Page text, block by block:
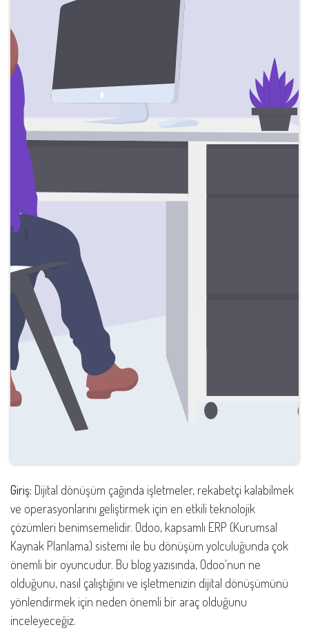
Giriş: Dijital dönüşüm çağında işletmeler, rekabetçi kalabilmek
ve operasyonlarını geliştirmek için en etkili teknolojik
çözümleri benimsemelidir. Odoo, kapsamlı ERP (Kurumsal
Kaynak Planlama) sistemi ile bu dönüşüm yolculuğunda çok
önemli bir oyuncudur. Bu blog yazısında, Odoo'nun ne
olduğunu, nasıl çalıştığını ve işletmenizin dijital dönüşümünü
yönlendirmek için neden önemli bir araç olduğunu
inceleyeceğiz.